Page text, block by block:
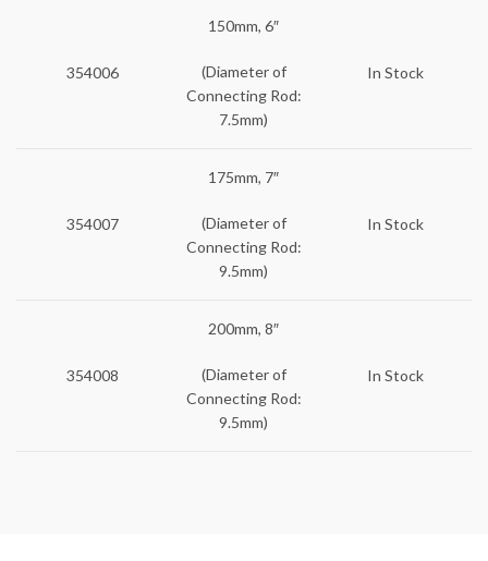
354006
150mm, 6″
(Diameter of
Connecting Rod:
7.5mm)
In Stock
354007
175mm, 7″
(Diameter of
Connecting Rod:
9.5mm)
In Stock
354008
200mm, 8″
(Diameter of
Connecting Rod:
9.5mm)
In Stock